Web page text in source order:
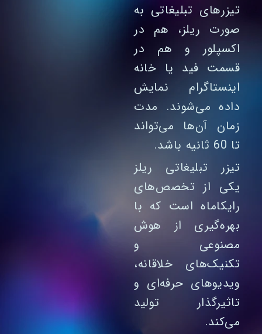
تیزرهای تبلیغاتی به
صورت ریلز، هم در
اکسپلور و هم در
قسمت فید یا خانه
اینستاگرام نمایش
داده می‌شوند. مدت
زمان آن‌ها می‌تواند
تا 60 ثانیه باشد.
تیزر تبلیغاتی ریلز
یکی از تخصص‌های
رایکاماه است که با
بهره‌گیری از هوش
مصنوعی و
تکنیک‌های خلاقانه،
ویدیوهای حرفه‌ای و
تاثیرگذار تولید
می‌کند.